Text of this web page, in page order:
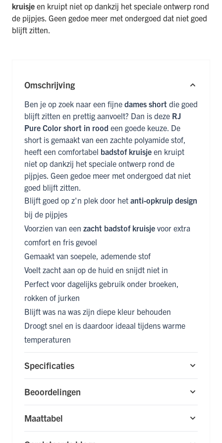
kruisje en kruipt niet op dankzij het speciale ontwerp rond
de pijpjes. Geen gedoe meer met ondergoed dat niet goed
blijft zitten.
Omschrijving
Ben je op zoek naar een fijne dames short die goed
blijft zitten en prettig aanvoelt? Dan is deze RJ
Pure Color short in rood een goede keuze. De
short is gemaakt van een zachte polyamide stof,
heeft een comfortabel badstof kruisje en kruipt
niet op dankzij het speciale ontwerp rond de
pijpjes. Geen gedoe meer met ondergoed dat niet
goed blijft zitten.
Blijft goed op z'n plek door het anti-opkruip design
bij de pijpjes
Voorzien van een zacht badstof kruisje voor extra
comfort en fris gevoel
Gemaakt van soepele, ademende stof
Voelt zacht aan op de huid en snijdt niet in
Perfect voor dagelijks gebruik onder broeken,
rokken of jurken
Blijft was na was zijn diepe kleur behouden
Droogt snel en is daardoor ideaal tijdens warme
temperaturen
Specificaties
Beoordelingen
Maattabel